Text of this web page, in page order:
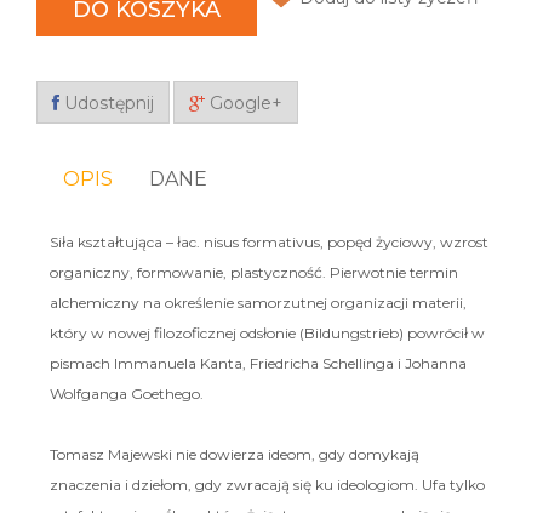
DO KOSZYKA
Udostępnij Google+
OPIS DANE
Siła kształtująca – łac. nisus formativus, popęd życiowy, wzrost
organiczny, formowanie, plastyczność. Pierwotnie termin
alchemiczny na określenie samorzutnej organizacji materii,
który w nowej filozoficznej odsłonie (Bildungstrieb) powrócił w
pismach Immanuela Kanta, Friedricha Schellinga i Johanna
Wolfganga Goethego.
Tomasz Majewski nie dowierza ideom, gdy domykają
znaczenia i dziełom, gdy zwracają się ku ideologiom. Ufa tylko